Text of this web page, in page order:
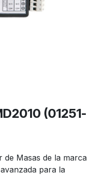
(01251-
de Masas de la marca
para la